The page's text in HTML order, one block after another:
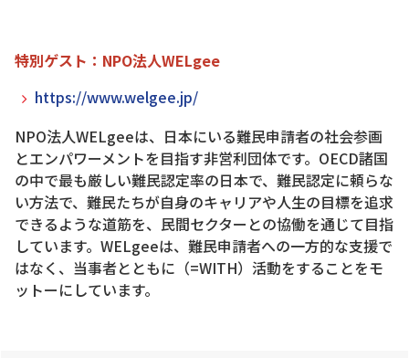
特別ゲスト：NPO法人WELgee
https://www.welgee.jp/
NPO法人WELgeeは、日本にいる難民申請者の社会参画
とエンパワーメントを目指す非営利団体です。OECD諸国
の中で最も厳しい難民認定率の日本で、難民認定に頼らな
い方法で、難民たちが自身のキャリアや人生の目標を追求
できるような道筋を、民間セクターとの協働を通じて目指
しています。WELgeeは、難民申請者への一方的な支援で
はなく、当事者とともに（=WITH）活動をすることをモ
ットーにしています。